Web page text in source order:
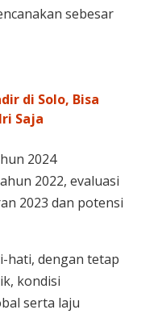
sebesar
di Solo, Bisa
Saja
2024
2022, evaluasi
2023 dan potensi
hati, dengan tetap
kondisi
serta laju